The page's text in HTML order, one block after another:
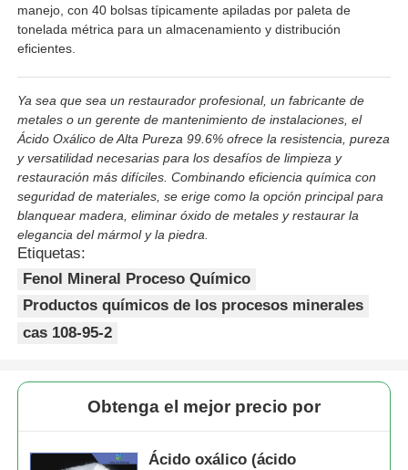
manejo, con 40 bolsas típicamente apiladas por paleta de
tonelada métrica para un almacenamiento y distribución
eficientes.
Ya sea que sea un restaurador profesional, un fabricante de
metales o un gerente de mantenimiento de instalaciones, el
Ácido Oxálico de Alta Pureza 99.6% ofrece la resistencia, pureza
y versatilidad necesarias para los desafíos de limpieza y
restauración más difíciles. Combinando eficiencia química con
seguridad de materiales, se erige como la opción principal para
blanquear madera, eliminar óxido de metales y restaurar la
elegancia del mármol y la piedra.
Etiquetas:
Fenol Mineral Proceso Químico
Productos químicos de los procesos minerales
cas 108-95-2
Obtenga el mejor precio por
Ácido oxálico (ácido